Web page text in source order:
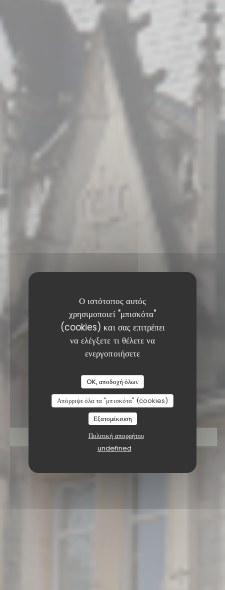
Ο ιστότοπος αυτός
χρησιμοποιεί "μπισκότα"
(cookies) και σας επιτρέπει
να ελέγξετε τι θέλετε να
ενεργοποιήσετε
OK, αποδοχή όλων
Απόρριψε όλα τα "μπισκότα" (cookies)
Εξατομίκευση
Πολιτική απορρήτου
undefined
RESTAURANT SAISONS
ΚΆΝΤΕ ΚΡΆΤΗΣΗ ΤΡΑΠΕΖΙΟΎ